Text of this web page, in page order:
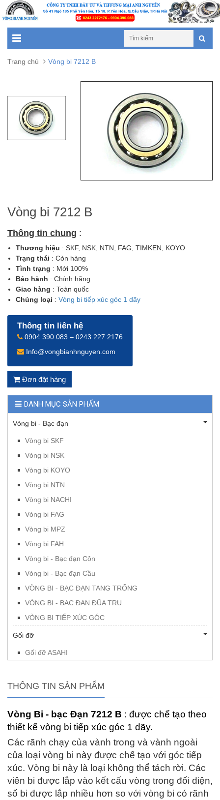
Trang chủ Vòng bi 7212 B
Vòng bi 7212 B
Thông tin chung :
Thương hiệu : SKF, NSK, NTN, FAG, TIMKEN, KOYO
Trạng thái : Còn hàng
Tình trạng : Mới 100%
Bảo hành : Chính hãng
Giao hàng : Toàn quốc
Chủng loại : Vòng bi tiếp xúc góc 1 dãy
Thông tin liên hệ
0904 390 083 – 0243 227 2176
Info@vongbianhnguyen.com
Đơn đặt hàng
DANH MỤC SẢN PHẨM
Vòng bi - Bạc đạn
Vòng bi SKF
Vòng bi NSK
Vòng bi KOYO
Vòng bi NTN
Vòng bi NACHI
Vòng bi FAG
Vòng bi MPZ
Vòng bi FAH
Vòng bi - Bạc đạn Côn
Vòng bi - Bạc đạn Cầu
VÒNG BI - BẠC ĐẠN TANG TRỐNG
VÒNG BI - BẠC ĐẠN ĐŨA TRỤ
VÒNG BI TIẾP XÚC GÓC
Gối đỡ
Gối đỡ ASAHI
THÔNG TIN SẢN PHẨM
Vòng Bi - bạc Đạn 7212 B : được chế tạo theo
thiết kế vòng bi tiếp xúc góc 1 dãy.
Các rãnh chạy của vành trong và vành ngoài
của loại vòng bi này được chế tạo với góc tiếp
xúc. Vòng bi này là loại không thể tách rời. Các
viên bi được lắp vào kết cấu vòng trong đối diện,
số bi được lắp nhiều hơn so với vòng bi có rãnh